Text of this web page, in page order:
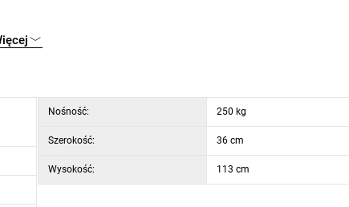
Nośność: 250 kg
Szerokość: 36 cm
Wysokość: 113 cm